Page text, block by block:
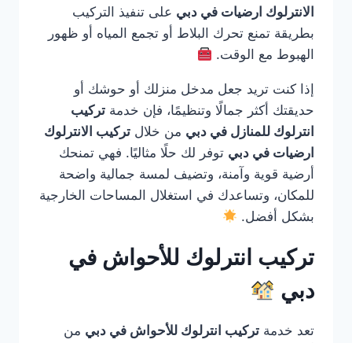
الانترلوك ارضيات في دبي على تنفيذ التركيب
بطريقة تمنع تحرك البلاط أو تجمع المياه أو ظهور
الهبوط مع الوقت.
إذا كنت تريد جعل مدخل منزلك أو حوشك أو
حديقتك أكثر جمالًا وتنظيمًا، فإن خدمة تركيب
انترلوك للمنازل في دبي من خلال تركيب الانترلوك
ارضيات في دبي توفر لك حلًا مثاليًا. فهي تمنحك
أرضية قوية وآمنة، وتضيف لمسة جمالية واضحة
للمكان، وتساعدك في استغلال المساحات الخارجية
بشكل أفضل.
تركيب انترلوك للأحواش في
دبي
تعد خدمة تركيب انترلوك للأحواش في دبي من